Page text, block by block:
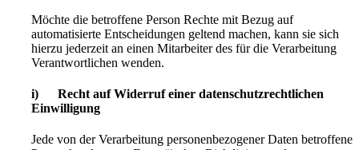
Möchte die betroffene Person Rechte mit Bezug auf
automatisierte Entscheidungen geltend machen, kann sie sich
hierzu jederzeit an einen Mitarbeiter des für die Verarbeitung
Verantwortlichen wenden.
i) Recht auf Widerruf einer datenschutzrechtlichen
Einwilligung
Jede von der Verarbeitung personenbezogener Daten betroffene